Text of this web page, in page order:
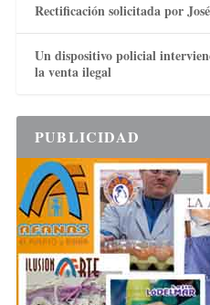
Rectificación solicitada por
Un dispositivo policial
la venta ilegal
PUBLICIDAD